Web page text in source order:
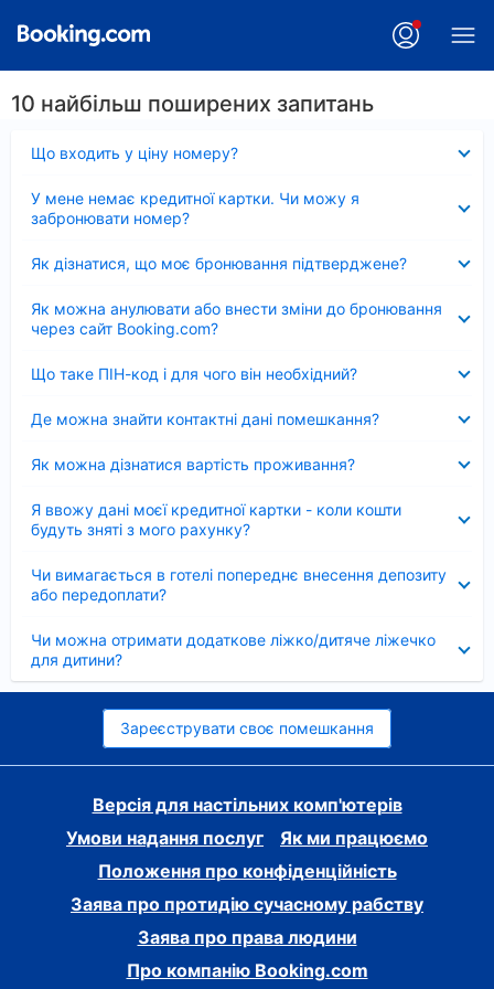
10 найбільш поширених запитань
Що входить у ціну номеру?
У мене немає кредитної картки. Чи можу я
забронювати номер?
Як дізнатися, що моє бронювання підтверджене?
Як можна анулювати або внести зміни до бронювання
через сайт Booking.com?
Що таке ПІН-код і для чого він необхідний?
Де можна знайти контактні дані помешкання?
Як можна дізнатися вартість проживання?
Я ввожу дані моєї кредитної картки - коли кошти
будуть зняті з мого рахунку?
Чи вимагається в готелі попереднє внесення депозиту
або передоплати?
Чи можна отримати додаткове ліжко/дитяче ліжечко
для дитини?
Зареєструвати своє помешкання
Версія для настільних комп'ютерів
Умови надання послуг
Як ми працюємо
Положення про конфіденційність
Заява про протидію сучасному рабству
Заява про права людини
Про компанію Booking.com